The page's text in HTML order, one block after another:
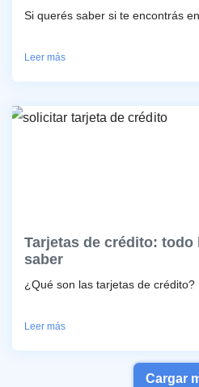
Si querés saber si te encontrás
Leer más
Tarjetas de crédito: todo
saber
¿Qué son las tarjetas de crédito?
Leer más
Cargar